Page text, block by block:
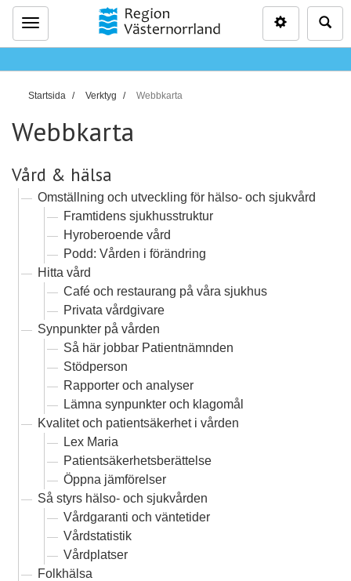
Meny
D
ä
h
Startsida Verktyg Webbkarta
Webbkarta
Vård & hälsa
Omställning och utveckling för hälso- och sjukvård
Framtidens sjukhusstruktur
Hyroberoende vård
Podd: Vården i förändring
Hitta vård
Café och restaurang på våra sjukhus
Privata vårdgivare
Synpunkter på vården
Så här jobbar Patientnämnden
Stödperson
Rapporter och analyser
Lämna synpunkter och klagomål
Kvalitet och patientsäkerhet i vården
Lex Maria
Patientsäkerhetsberättelse
Öppna jämförelser
Så styrs hälso- och sjukvården
Vårdgaranti och väntetider
Vårdstatistik
Vårdplatser
Folkhälsa